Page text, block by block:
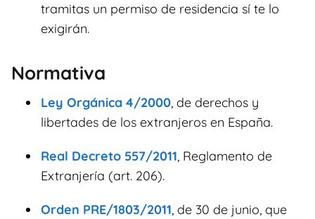
tramitas un permiso de residencia sí te lo
exigirán.
Normativa
Ley Orgánica 4/2000, de derechos y
libertades de los extranjeros en España.
Real Decreto 557/2011, Reglamento de
Extranjería (art. 206).
Orden PRE/1803/2011, de 30 de junio, que